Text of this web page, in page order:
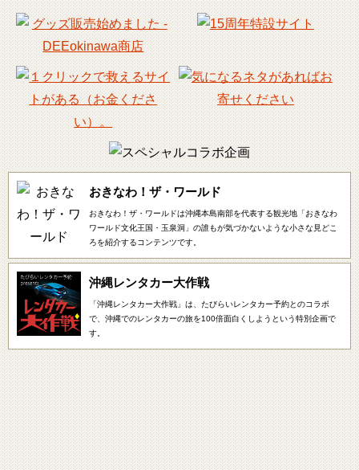
おきなわ！ザ・ワールド
おきなわ！ザ・ワールドは沖縄本島南部を代表する観光地「おきなわ
ワールド文化王国・玉泉洞」の誰もが気づかないような小さな見どこ
ろを紹介するコンテンツです。
沖縄レンタカー大作戦
「沖縄レンタカー大作戦」は、たびらいレンタカー予約とのコラボ
で、沖縄でのレンタカーの旅を100倍面白くしようという特別企画で
す。